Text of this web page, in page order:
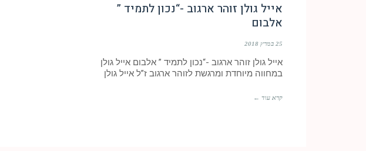
אייל גולן זוהר ארגוב -“נכון לתמיד ”
אלבום
25 במרץ 2018
אייל גולן זוהר ארגוב -“נכון לתמיד ” אלבום אייל גולן
במחווה מיוחדת ומרגשת לזוהר ארגוב ז”ל אייל גולן
קרא עוד ←